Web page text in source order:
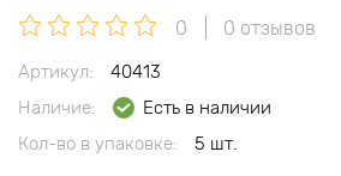
0 0 отзывов
Артикул:
40413
Наличие:
Есть в наличии
Кол-во в упаковке:
5 шт.